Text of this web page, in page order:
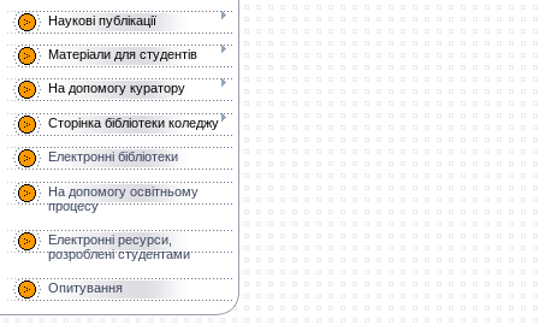
Наукові публікації
Матеріали для студентів
На допомогу куратору
Сторінка бібліотеки коледжу
Електронні бібліотеки
На допомогу освітньому
процесу
Електронні ресурси,
розроблені студентами
Опитування